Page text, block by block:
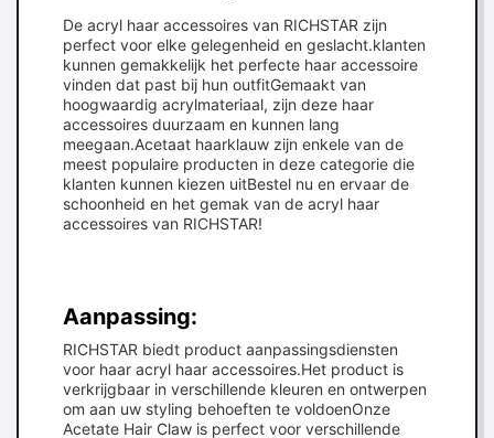
De acryl haar accessoires van RICHSTAR zijn
perfect voor elke gelegenheid en geslacht.klanten
kunnen gemakkelijk het perfecte haar accessoire
vinden dat past bij hun outfitGemaakt van
hoogwaardig acrylmateriaal, zijn deze haar
accessoires duurzaam en kunnen lang
meegaan.Acetaat haarklauw zijn enkele van de
meest populaire producten in deze categorie die
klanten kunnen kiezen uitBestel nu en ervaar de
schoonheid en het gemak van de acryl haar
accessoires van RICHSTAR!
Aanpassing:
RICHSTAR biedt product aanpassingsdiensten
voor haar acryl haar accessoires.Het product is
verkrijgbaar in verschillende kleuren en ontwerpen
om aan uw styling behoeften te voldoenOnze
Acetate Hair Claw is perfect voor verschillende